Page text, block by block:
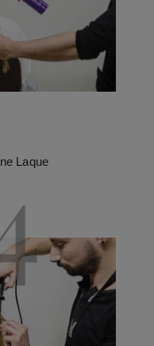
Laque